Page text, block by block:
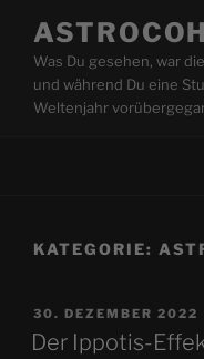
Inhalt
springenWas Du gesehen, war
und während Du eine
Weltenjahr
KATEGORIE:
VERÖFFENTLICHT
AM
30. DEZEMBER 2022
Der Ippotis-